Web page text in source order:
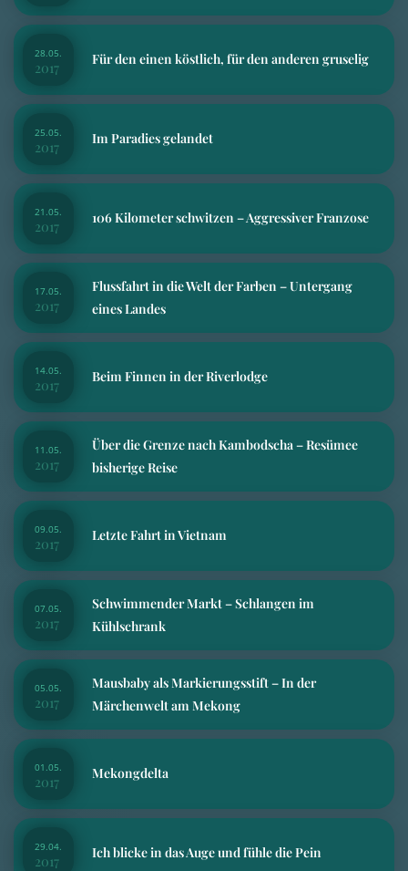
28.05.
2017 Für den einen köstlich, für den anderen gruselig
25.05.
2017 Im Paradies gelandet
21.05.
2017 106 Kilometer schwitzen – Aggressiver Franzose
17.05.
2017
Flussfahrt in die Welt der Farben – Untergang
eines Landes
14.05.
2017 Beim Finnen in der Riverlodge
11.05.
2017
Über die Grenze nach Kambodscha – Resümee
bisherige Reise
09.05.
2017 Letzte Fahrt in Vietnam
07.05.
2017
Schwimmender Markt – Schlangen im
Kühlschrank
05.05.
2017
Mausbaby als Markierungsstift – In der
Märchenwelt am Mekong
01.05.
2017 Mekongdelta
29.04.
2017 Ich blicke in das Auge und fühle die Pein